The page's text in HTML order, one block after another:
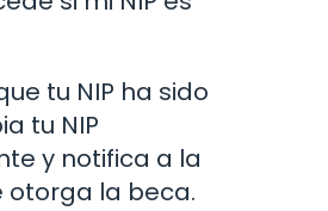
tu NIP ha sido
tu NIP
y notifica a la
otorga la beca.